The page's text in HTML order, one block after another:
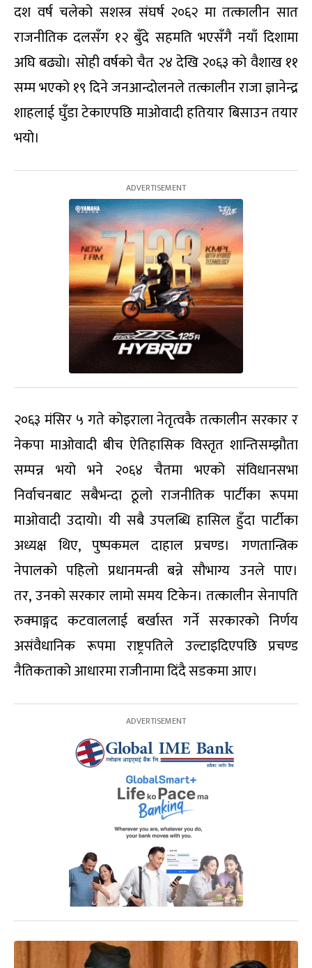
दश वर्ष चलेको सशस्त्र संघर्ष २०६२ मा तत्कालीन सात
राजनीतिक दलसँग १२ बुँदे सहमति भएसँगै नयाँ दिशामा
अघि बढ्यो। सोही वर्षको चैत २४ देखि २०६३ को वैशाख ११
सम्म भएको १९ दिने जनआन्दोलनले तत्कालीन राजा ज्ञानेन्द्र
शाहलाई घुँडा टेकाएपछि माओवादी हतियार बिसाउन तयार
भयो।
२०६३ मंसिर ५ गते कोइराला नेतृत्वकै तत्कालीन सरकार र
नेकपा माओवादी बीच ऐतिहासिक विस्तृत शान्तिसम्झौता
सम्पन्न भयो भने २०६४ चैतमा भएको संविधानसभा
निर्वाचनबाट सबैभन्दा ठूलो राजनीतिक पार्टीका रूपमा
माओवादी उदायो। यी सबै उपलब्धि हासिल हुँदा पार्टीका
अध्यक्ष थिए,पुष्पकमल दाहाल प्रचण्ड। गणतान्त्रिक
नेपालको पहिलो प्रधानमन्त्री बन्ने सौभाग्य उनले पाए।
तर,उनको सरकार लामो समय टिकेन। तत्कालीन सेनापति
रुक्माङ्गद कटवाललाई बर्खास्त गर्ने सरकारको निर्णय
असंवैधानिक रूपमा राष्ट्रपतिले उल्टाइदिएपछि प्रचण्ड
नैतिकताको आधारमा राजीनामा दिंदै सडकमा आए।